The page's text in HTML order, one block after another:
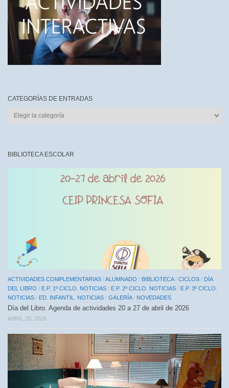
CATEGORÍAS DE ENTRADAS
CATEGORÍAS
BIBLIOTECA ESCOLAR
ACTIVIDADES COMPLEMENTARIAS /ALUMNADO / BIBLIOTECA/ CICLOS / DÍA
DEL LIBRO / E.P. 1º CICLO. NOTICIAS / E.P. 2º CICLO. NOTICIAS / E.P. 3º CICLO.
NOTICIAS / ED. INFANTIL. NOTICIAS / GALERÍA/ NOVEDADES
Día del Libro. Agenda de actividades 20 a 27 de abril de 2026
ABRIL 20, 2026